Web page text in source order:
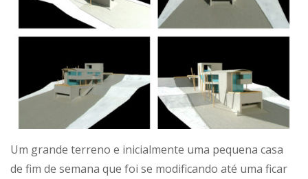
Um grande terreno e inicialmente uma pequena casa
de fim de semana que foi se modificando até uma ficar